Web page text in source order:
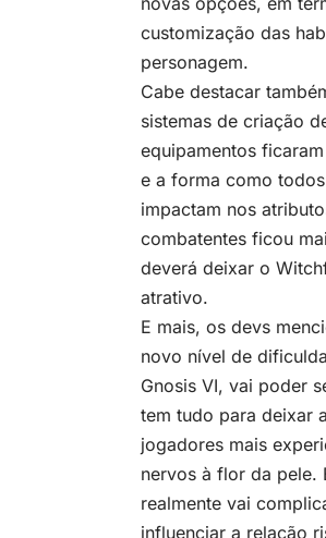
customização das
personagem.
Cabe destacar
sistemas de criação
equipamentos
e a forma como
impactam nos
combatentes ficou
deverá deixar o
atrativo.
E mais, os devs
novo nível de
Gnosis VI, vai poder
tem tudo para deixar
jogadores mais
nervos à flor da pele.
realmente vai
influenciar a relação